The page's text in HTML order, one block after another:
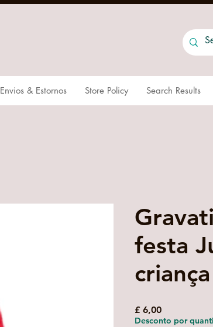
Envios & Estornos Store Policy Search Results
festa
criança
£ 6,00Preço
Desconto por